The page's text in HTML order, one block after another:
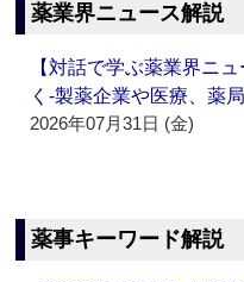
薬業界ニュース解説
【対話で学ぶ薬業界ニ
く‐製薬企業や医療、薬
2026年07月31日 (金)
薬事キーワード解説